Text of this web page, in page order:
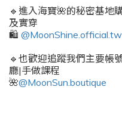
🔹進入海寶🌺的秘密基地
及實穿
🛍️ @MoonShine.official.tw
🔹也歡迎追蹤我們主要
廳|手做課程
🌺@MoonSun.boutique